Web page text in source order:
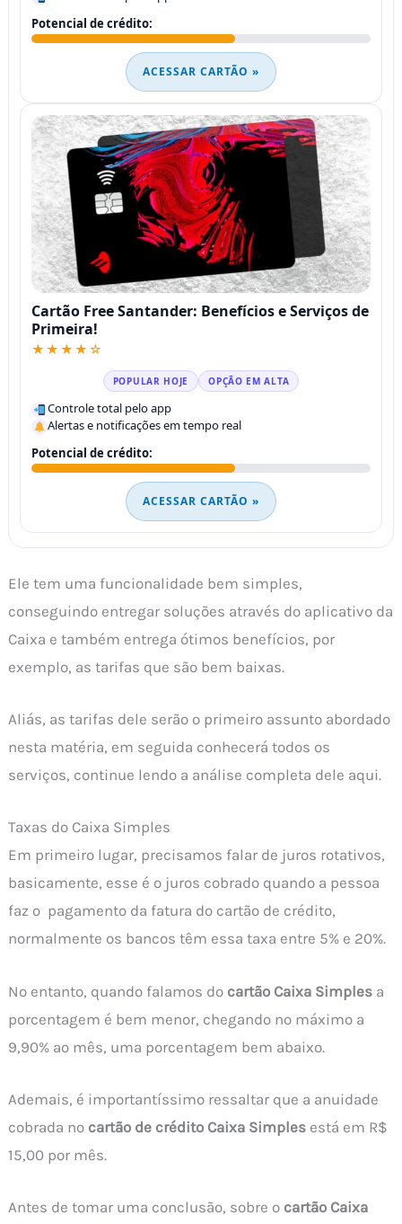
Potencial de crédito:
ACESSAR CARTÃO »
Cartão Free Santander: Benefícios e Serviços de
Primeira!
★★★★☆
POPULAR HOJE OPÇÃO EM ALTA
Controle total pelo app
Alertas e notificações em tempo real
Potencial de crédito:
ACESSAR CARTÃO »
Ele tem uma funcionalidade bem simples,
conseguindo entregar soluções através do aplicativo da
Caixa e também entrega ótimos benefícios, por
exemplo, as tarifas que são bem baixas.
Aliás, as tarifas dele serão o primeiro assunto abordado
nesta matéria, em seguida conhecerá todos os
serviços, continue lendo a análise completa dele aqui.
Taxas do Caixa Simples
Em primeiro lugar, precisamos falar de juros rotativos,
basicamente, esse é o juros cobrado quando a pessoa
faz o pagamento da fatura do cartão de crédito,
normalmente os bancos têm essa taxa entre 5% e 20%.
No entanto, quando falamos do cartão Caixa Simples a
porcentagem é bem menor, chegando no máximo a
9,90% ao mês, uma porcentagem bem abaixo.
Ademais, é importantíssimo ressaltar que a anuidade
cobrada no cartão de crédito Caixa Simples está em R$
15,00 por mês.
Antes de tomar uma conclusão, sobre o cartão Caixa